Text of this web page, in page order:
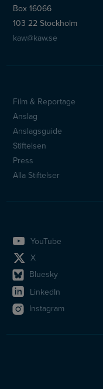
Box 16066
103 22 Stockholm
kaw@kaw.se
Sidfotsmeny
Film & Reportage
Anslag
Anslagsguide
Stiftelsen
Press
Alla Stiftelser
YouTube
X
Bluesky
LinkedIn
Instagram